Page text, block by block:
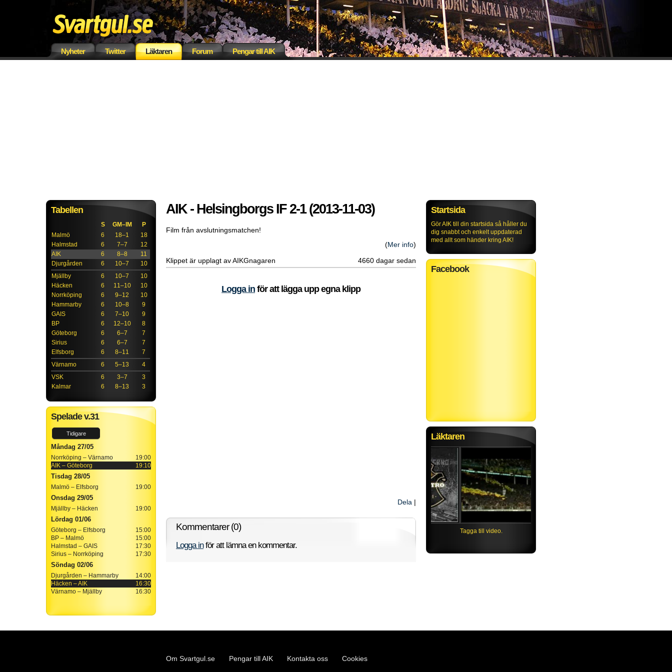
Nyheter Twitter Läktaren Forum Pengar till AIK
AIK - Helsingborgs IF 2-1 (2013-11-03)
Film från avslutningsmatchen!
(Mer info)
Klippet är upplagt av AIKGnagaren
4660 dagar sedan
Logga in för att lägga upp egna klipp
Dela |
Kommentarer (0)
Logga inför att lämna en kommentar.
Tabellen
S GM–IM
P
Malmö
6 18–1
18
Halmstad
6 7–7
12
AIK
6 8–8
11
Djurgården
6 10–7
10
Mjällby
6 10–7
10
Häcken
6 11–10
10
Norrköping
6 9–12
10
Hammarby
6 10–8
9
GAIS
6 7–10
9
BP
6 12–10
8
Göteborg
6 6–7
7
Sirius
6 6–7
7
Elfsborg
6 8–11
7
Värnamo
6 5–13
4
VSK
6 3–7
3
Kalmar
6 8–13 3
Spelade v.31
Tidigare
Måndag 27/05
19:00
Norrköping – Värnamo
19:10
AIK – Göteborg
Tisdag 28/05
19:00
Malmö – Elfsborg
Onsdag 29/05
19:00
Mjällby – Häcken
Lördag 01/06
15:00
Göteborg – Elfsborg
15:00
BP – Malmö
17:30
Halmstad – GAIS
17:30
Sirius – Norrköping
Söndag 02/06
14:00
Djurgården – Hammarby
16:30
Häcken – AIK
16:30
Värnamo – Mjällby
Startsida
Gör AIK till din startsida så håller du
dig snabbt och enkelt uppdaterad
med allt som händer kring AIK!
Facebook
Läktaren
Åhhhhh vi e AIK!
Om Svartgul.se Pengar till AIK Kontakta oss Cookies